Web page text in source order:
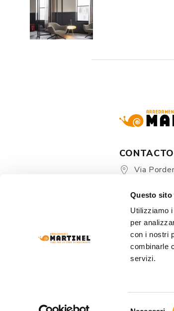
Questo
Utilizziamo
per
con i nostri
combinarle
servizi.
Via
+39
+39 376/